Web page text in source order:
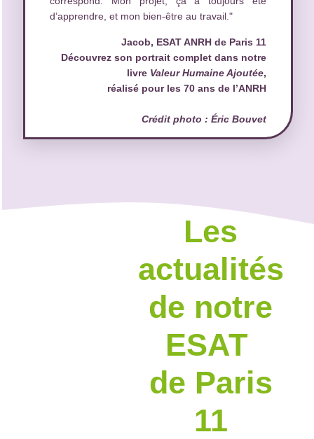
d’apprendre, et mon bien-être au travail."
Jacob, ESAT ANRH de Paris 11
Découvrez son portrait complet dans notre
livre Valeur Humaine Ajoutée,
réalisé pour les 70 ans de l’ANRH
Crédit photo : Éric Bouvet
Les
actualités
de notre
ESAT
de Paris
11